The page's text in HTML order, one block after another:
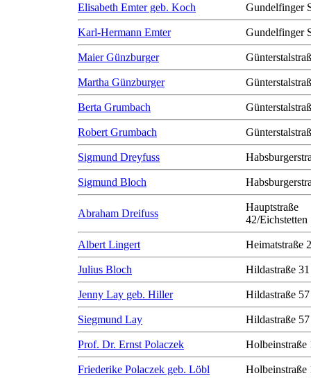
Elisabeth Emter geb. Koch Gundelfinger
Karl-Hermann Emter Gundelfinger
Maier Günzburger
Martha Günzburger
Berta Grumbach
Robert Grumbach
Sigmund Dreyfuss
Sigmund Bloch
Abraham Dreifuss
Hauptstraße
42/Eichstetten
Albert Lingert Heimatstraße 2
Julius Bloch Hildastraße 31
Jenny Lay geb. Hiller Hildastraße 57
Siegmund Lay Hildastraße 57
Prof. Dr. Ernst Polaczek Holbeinstraße
Friederike Polaczek geb. Löbl Holbeinstraße